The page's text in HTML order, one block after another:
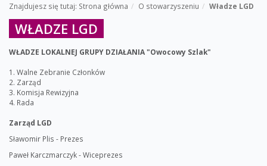
Znajdujesz się tutaj: Strona główna O stowarzyszeniu Władze LGD
WŁADZE LGD
WŁADZE LOKALNEJ GRUPY DZIAŁANIA "Owocowy Szlak"
1. Walne Zebranie Członków
2. Zarząd
3. Komisja Rewizyjna
4. Rada
Zarząd LGD
Sławomir Plis - Prezes
Paweł Karczmarczyk - Wiceprezes